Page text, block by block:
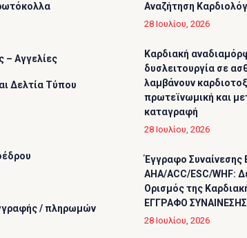
– Αγγελίες
Δελτία Τύπου
/ πληρωμών
Αναζήτηση
28 Ιουλίου, 2026
Καρδιακή
δυσλειτουργία σε
λαμβάνουν
πρωτεϊνωμική και
καταγραφή
28 Ιουλίου, 2026
Έγγραφο
AHA/ACC/ESC/WHF:
Ορισμός της
ΕΓΓΡΑΦΟ ΣΥΝΑΙΝΕΣΗΣ
28 Ιουλίου, 2026